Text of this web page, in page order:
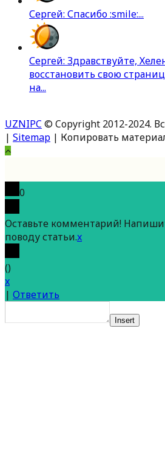
Сергей: Спасибо :smile:...
Сергей: Здравствуйте,
восстановить свою
на...
UZNIPC © Copyright 2012-2024.
| Sitemap | Копировать
Вверх
0
Оставьте комментарий!
поводу статьи.x
()
x
| Ответить
Insert